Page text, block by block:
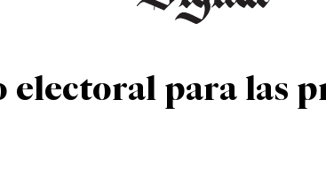
para las